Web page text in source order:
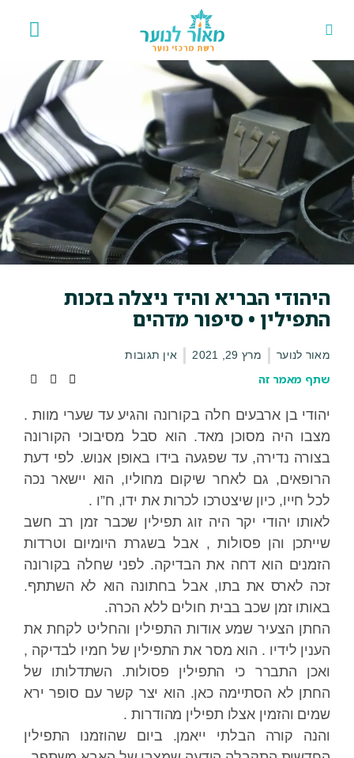
היהודי הבריא והיד ניצלה בזכות
התפילין • סיפור מדהים
מאור לנוער מרץ 29, 2021 אין תגובות
שתף מאמר זה
יהודי בן ארבעים חלה בקורונה והגיע עד שערי מוות .
מצבו היה מסוכן מאד. הוא סבל מסיבוכי הקורונה
בצורה נדירה, עד שפגעה בידו באופן אנוש. לפי דעת
הרופאים, גם לאחר שיקום מחוליו, הוא יישאר נכה
לכל חייו, כיון שיצטרכו לכרות את ידו, ח”ו .
לאותו יהודי יקר היה זוג תפילין שכבר זמן רב חשב
שייתכן והן פסולות , אבל בשגרת היומיום וטרדות
הזמנים הוא דחה את הבדיקה. לפני שחלה בקורונה
זכה לארס את בתו, אבל בחתונה הוא לא השתתף.
באותו זמן שכב בבית חולים ללא הכרה.
החתן הצעיר שמע אודות התפילין והחליט לקחת את
הענין לידיו . הוא מסר את התפילין של חמיו לבדיקה ,
ואכן התברר כי התפילין פסולות. השתדלותו של
החתן לא הסתיימה כאן. הוא יצר קשר עם סופר ירא
שמים והזמין אצלו תפילין מהודרות .
והנה קורה הבלתי ייאמן. ביום שהוזמנו התפילין